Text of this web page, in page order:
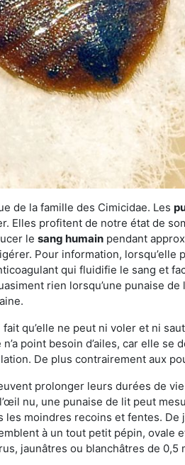
de la famille des Cimicidae. Les
profitent de notre état de
le sang humain pendant
Pour information, lorsqu’elle
qui fluidifie le sang et
rien lorsqu’une punaise
qu’elle ne peut ni voler et ni
point besoin d’ailes, car elle se
De plus contrairement aux
prolonger leurs durées de vie
nu, une punaise de lit peut
moindres recoins et fentes.
à un tout petit pépin, ovale
jaunâtres ou blanchâtres de 0,5